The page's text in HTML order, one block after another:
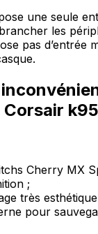
une seule
les
pas d’entrée
Cherry MX
;
très
pour